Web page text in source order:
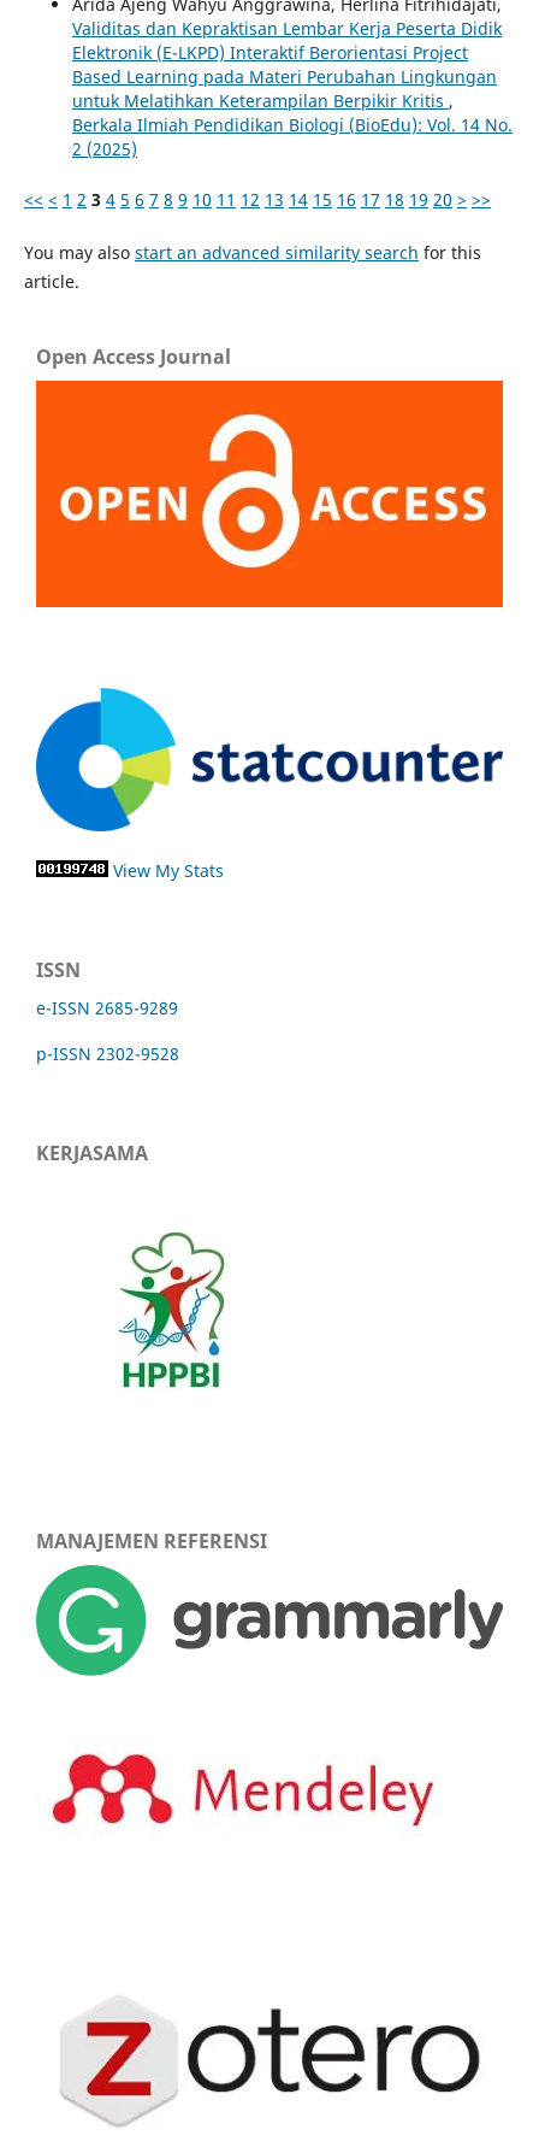
Arida Ajeng Wahyu Anggrawina, Herlina Fitrihidajati,
Validitas dan Kepraktisan Lembar Kerja Peserta Didik
Elektronik (E-LKPD) Interaktif Berorientasi Project
Based Learning pada Materi Perubahan Lingkungan
untuk Melatihkan Keterampilan Berpikir Kritis ,
Berkala Ilmiah Pendidikan Biologi (BioEdu): Vol. 14 No.
2 (2025)
<< < 1 2 3 4 5 6 7 8 9 10 11 12 13 14 15 16 17 18 19 20 > >>
You may also start an advanced similarity search for this
article.
Open Access Journal
View My Stats
ISSN
e-ISSN 2685-9289
p-ISSN 2302-9528
KERJASAMA
MANAJEMEN REFERENSI